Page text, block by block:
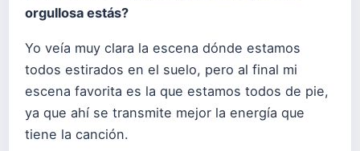
orgullosa estás?
Yo veía muy clara la escena dónde estamos
todos estirados en el suelo, pero al final mi
escena favorita es la que estamos todos de pie,
ya que ahí se transmite mejor la energía que
tiene la canción.